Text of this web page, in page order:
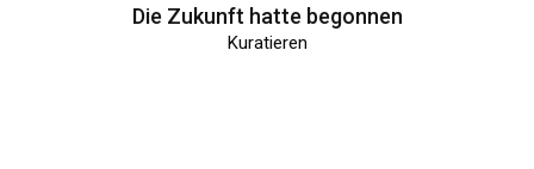
Die Zukunft hatte begonnen
Kuratieren